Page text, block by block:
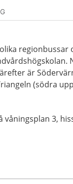
regionbussar
är
(södra
våningsplan 3,